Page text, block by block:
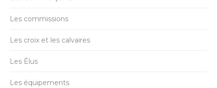
Les commissions
Les croix et les calvaires
Les Élus
Les équipements